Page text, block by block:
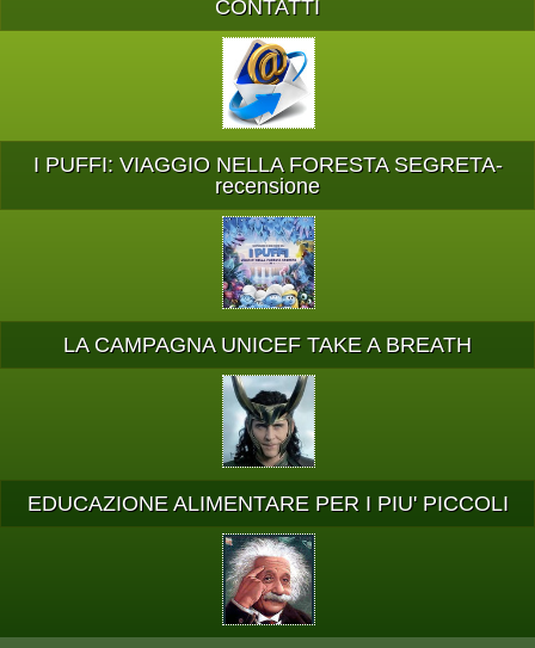
CONTATTI
I PUFFI: VIAGGIO NELLA FORESTA SEGRETA-
recensione
LA CAMPAGNA UNICEF TAKE A BREATH
EDUCAZIONE ALIMENTARE PER I PIU' PICCOLI